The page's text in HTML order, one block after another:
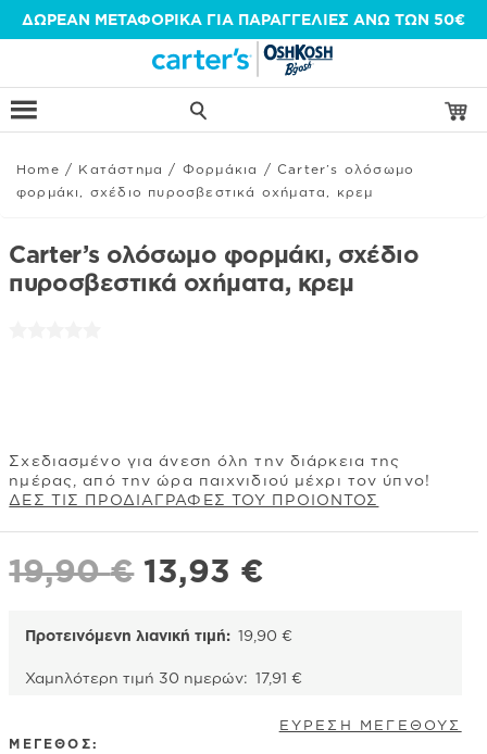
Μετάβαση
περιεχόμενο
ΔΩΡΕΑΝ ΜΕΤΑΦΟΡΙΚΑ ΓΙΑ ΠΑΡΑΓΓΕΛΙΕΣ ΑΝΩ ΤΩΝ 50€
Home / Κατάστημα / Φορμάκια /Carter’s ολόσωμο
φορμάκι, σχέδιο πυροσβεστικά οχήματα, κρεμ
Carter’s ολόσωμο φορμάκι, σχέδιο
πυροσβεστικά οχήματα, κρεμ
Σχεδιασμένο για άνεση όλη την διάρκεια της
ημέρας, από την ώρα παιχνιδιού μέχρι τον ύπνο!
ΔΕΣ ΤΙΣ ΠΡΟΔΙΑΓΡΑΦΕΣ ΤΟΥ ΠΡΟΙΟΝΤΟΣ
19,90€ Original
was:
19,90 €.
13,93 €
τιμή
είναι:
Προτεινόμενη λιανική τιμή: 19,90€
Χαμηλότερη τιμή 30 ημερών: 17,91€
ΜΕΓΕΘΟΣ:
ΕΥΡΕΣΗ ΜΕΓΕΘΟΥΣ